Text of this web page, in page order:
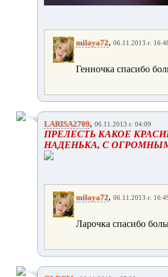
milaya72, 06.11.2013 г.
Генночка спасибо
LARISA2709, 06.11.2013 г. 04:09
ПРЕЛЕСТЬ КАКОЕ
НАДЕНЬКА, С
milaya72, 06.11.2013 г.
Ларочка спасибо